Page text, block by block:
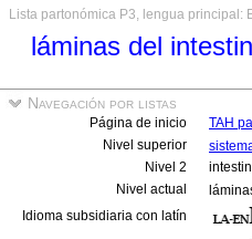
Lista partonómica P3, lengua principal:
láminas del
Navegación por listas
Página de inicio
TAH
Nivel superior
Nivel 2
Nivel actual
Idioma subsidiaria con latín